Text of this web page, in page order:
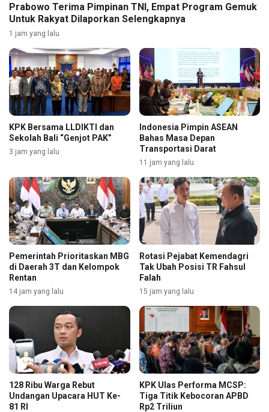
Prabowo Terima Pimpinan TNI, Empat Program Gemuk
Untuk Rakyat Dilaporkan Selengkapnya
1 jam yang lalu
KPK Bersama LLDIKTI dan
Sekolah Bali “Genjot PAK”
3 jam yang lalu
Indonesia Pimpin ASEAN
Bahas Masa Depan
Transportasi Darat
11 jam yang lalu
Pemerintah Prioritaskan MBG
di Daerah 3T dan Kelompok
Rentan
14 jam yang lalu
Rotasi Pejabat Kemendagri
Tak Ubah Posisi TR Fahsul
Falah
15 jam yang lalu
128 Ribu Warga Rebut
Undangan Upacara HUT Ke-
81 RI
KPK Ulas Performa MCSP:
Tiga Titik Kebocoran APBD
Rp2 Triliun